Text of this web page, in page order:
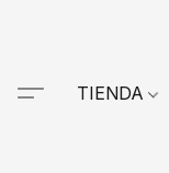
TIENDA